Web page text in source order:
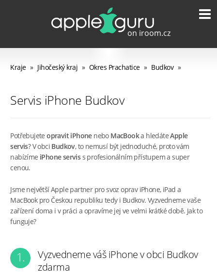
Kraje » Jihočeský kraj » Okres Prachatice » Budkov »
Servis iPhone Budkov
Potřebujeteopravit iPhonenebo MacBooka hledáteApple
servis? V obci Budkov, to nemusí být jednoduché, proto vám
nabízíme iPhone serviss profesionálním přístupem a super
cenou.
Jsme největší Apple partner pro svoz oprav iPhone, iPad a
MacBook pro Českou republiku tedy i Budkov. Vyzvedneme vaše
zařízení doma i v práci a opravíme jej ve velmi krátké době. Jak to
funguje?
1.
Vyzvedneme váš iPhone v obci Budkov
zdarma